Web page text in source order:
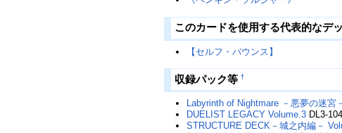
このカードを使用する代表的なデ
【セルフ・バウンス】
収録パック等 †
Labyrinth of Nightmare －悪夢の迷宮
DUELIST LEGACY Volume.3 DL3-104
STRUCTURE DECK－城之内編－